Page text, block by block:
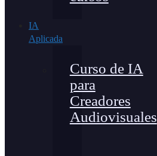
IA
Aplicada
Curso de IA
para
Creadores
Audiovisuales